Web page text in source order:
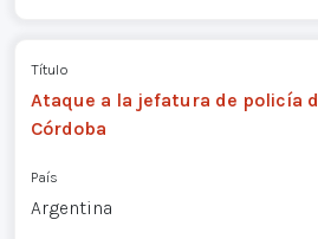
Título
Ataque a la jefatura de policía
Córdoba
País
Argentina